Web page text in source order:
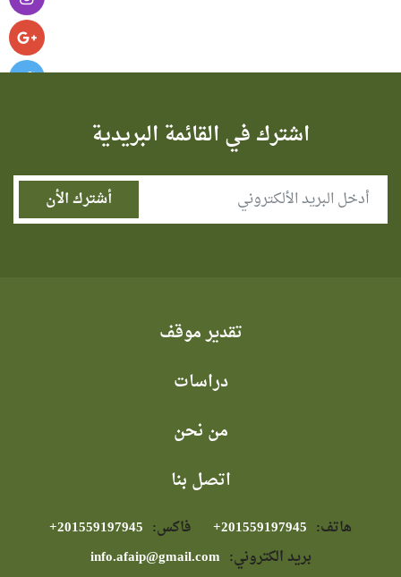
اشترك في القائمة البريدية
تقدير موقف
دراسات
من نحن
اتصل بنا
هاتف: فاكس:
بريد الكتروني: info.afaip@gmail.com